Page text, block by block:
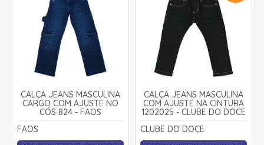
CALÇA JEANS MASCULINA
CARGO COM AJUSTE NO
CÓS 824 - FAOS
FAOS
CALÇA JEANS MASCULINA
COM AJUSTE NA CINTURA
1202025 - CLUBE DO DOCE
CLUBE DO DOCE